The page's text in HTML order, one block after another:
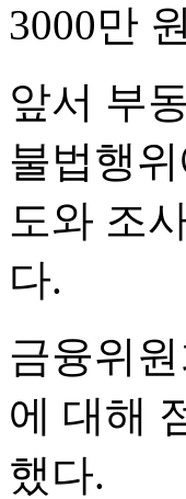
3000만
앞서 부
불법행
도와 조
다.
금융위
에 대해
했다.